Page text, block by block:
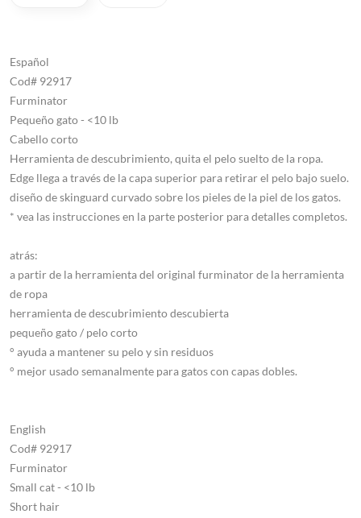
Español
Cod# 92917
Furminator
Pequeño gato - <10 lb
Cabello corto
Herramienta de descubrimiento, quita el pelo suelto de la ropa.
Edge llega a través de la capa superior para retirar el pelo bajo suelo.
diseño de skinguard curvado sobre los pieles de la piel de los gatos.
* vea las instrucciones en la parte posterior para detalles completos.
atrás:
a partir de la herramienta del original furminator de la herramienta
de ropa
herramienta de descubrimiento descubierta
pequeño gato / pelo corto
° ayuda a mantener su pelo y sin residuos
° mejor usado semanalmente para gatos con capas dobles.
English
Cod# 92917
Furminator
Small cat - <10 lb
Short hair